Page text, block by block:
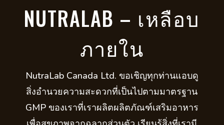
NUTRALAB – เหลือบ
ภายใน
NutraLab Canada Ltd. ขอเชิญทุกท่านแอบดู
สิ่งอำนวยความสะดวกที่เป็นไปตามมาตรฐาน
GMP ของเราที่เราผลิตผลิตภัณฑ์เสริมอาหาร